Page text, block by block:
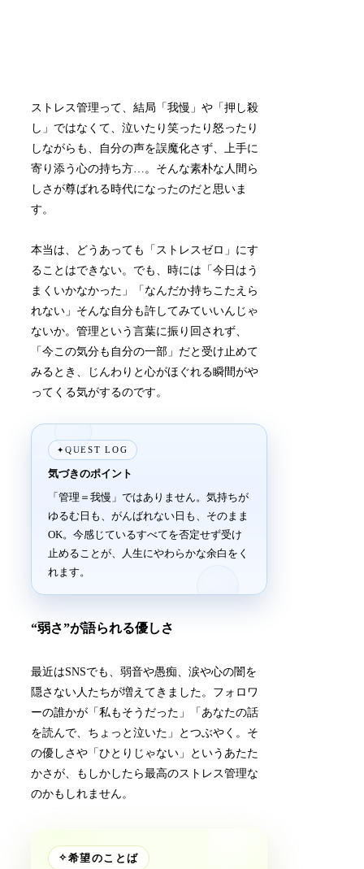
ストレス管理って、結局「我慢」や「押し殺
し」ではなくて、泣いたり笑ったり怒ったり
しながらも、自分の声を誤魔化さず、上手に
寄り添う心の持ち方…。そんな素朴な人間ら
しさが尊ばれる時代になったのだと思いま
す。
本当は、どうあっても「ストレスゼロ」にす
ることはできない。でも、時には「今日はう
まくいかなかった」「なんだか持ちこたえら
れない」そんな自分も許してみていいんじゃ
ないか。管理という言葉に振り回されず、
「今この気分も自分の一部」だと受け止めて
みるとき、じんわりと心がほぐれる瞬間がや
ってくる気がするのです。
✦QUEST LOG
気づきのポイント
「管理＝我慢」ではありません。気持ちが
ゆるむ日も、がんばれない日も、そのまま
OK。今感じているすべてを否定せず受け
止めることが、人生にやわらかな余白をく
れます。
“弱さ”が語られる優しさ
最近はSNSでも、弱音や愚痴、涙や心の闇を
隠さない人たちが増えてきました。フォロワ
ーの誰かが「私もそうだった」「あなたの話
を読んで、ちょっと泣いた」とつぶやく。そ
の優しさや「ひとりじゃない」というあたた
かさが、もしかしたら最高のストレス管理な
のかもしれません。
✧希望のことば